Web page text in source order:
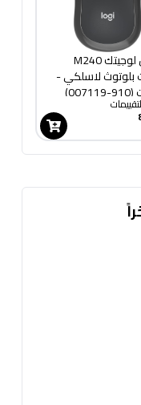
ماوس لوجيتك M240
بلوتوث لاسلكي -